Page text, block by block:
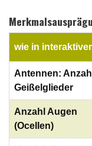
wie in
Antennen: Anzahl
Geißelglieder
Anzahl Augen
(Ocellen)